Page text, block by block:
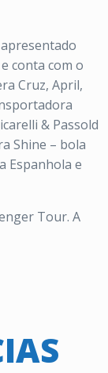
conta com o
Cruz, April,
& Passold
Shine – bola
Espanhola e
Tour. A